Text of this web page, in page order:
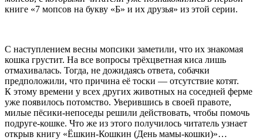
книге «7 мопсов на букву «Б» и их друзья» из этой серии.
С наступлением весны мопсики заметили, что их знакомая
кошка грустит. На все вопросы трёхцветная киса лишь
отмахивалась. Тогда, не дожидаясь ответа, собачки
предположили, что причина её тоски — отсутствие котят.
К этому времени у всех других животных на соседней ферме
уже появилось потомство. Уверившись в своей правоте,
милые пёсики-непоседы решили действовать, чтобы помочь
подруге-кошке. Что же из этого получилось читатель узнает
открыв книгу «Ёшкин-Кошкин (День мамы-кошки)»…